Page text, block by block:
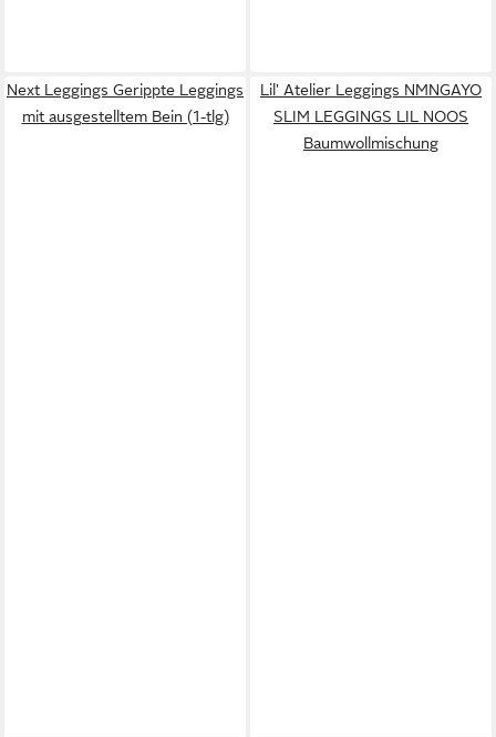
Next Leggings Gerippte Leggings
mit ausgestelltem Bein (1-tlg)
Lil' Atelier Leggings NMNGAYO
SLIM LEGGINGS LIL NOOS
Baumwollmischung